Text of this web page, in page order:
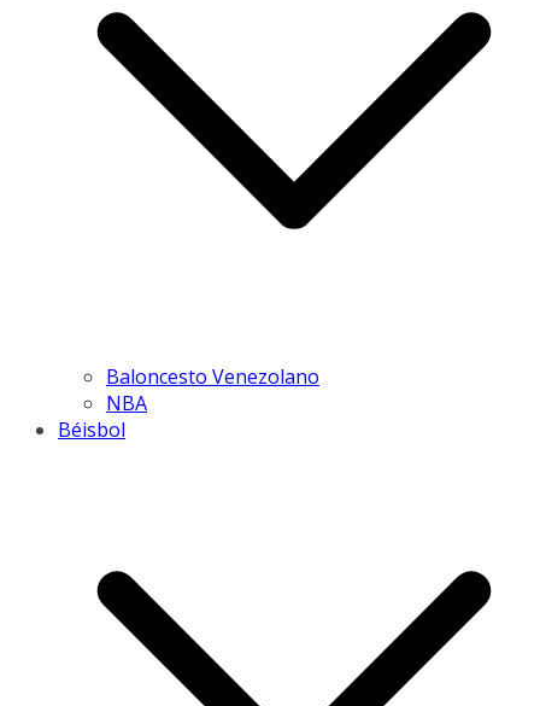
Baloncesto Venezolano
NBA
Béisbol